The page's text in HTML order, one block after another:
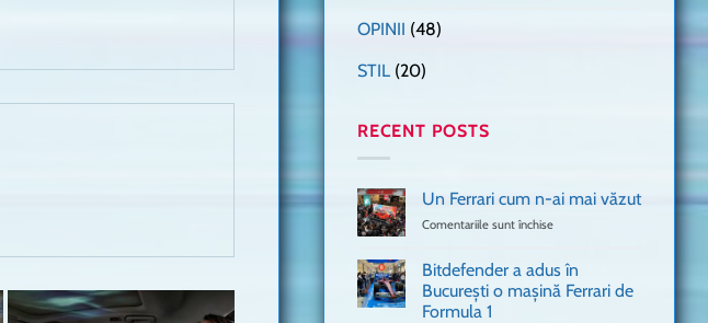
OPINII (48)
STIL (20)
RECENT POSTS
Un Ferrari cum n-ai mai văzut
Comentariile sunt închise
Ferrari
cum
n-
Bitdefender a adus în
București o mașină Ferrari de
Formula 1